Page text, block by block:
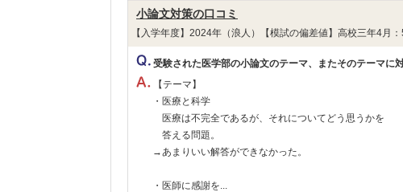
小論文対策の口コミ
【入学年度】2024年（浪人）【模試の偏差値】高校三年4
受験された医学部の小論文のテーマ、またそのテーマに
【テーマ】
・医療と科学
医療は不完全であるが、それについてどう思うかを
答える問題。
→あまりいい解答ができなかった。
・医師に感謝を...